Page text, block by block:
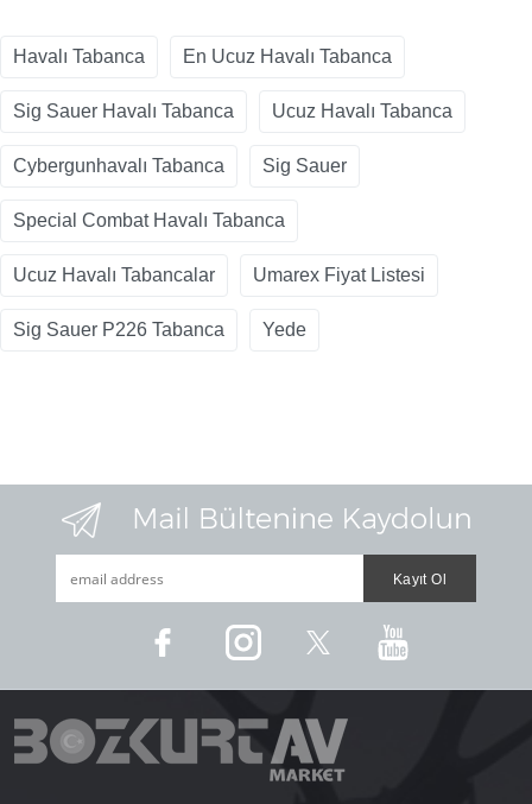
Havalı Tabanca En Ucuz Havalı Tabanca
Sig Sauer Havalı Tabanca Ucuz Havalı Tabanca
Cybergunhavalı Tabanca Sig Sauer
Special Combat Havalı Tabanca
Ucuz Havalı Tabancalar Umarex Fiyat Listesi
Sig Sauer P226 Tabanca Yede